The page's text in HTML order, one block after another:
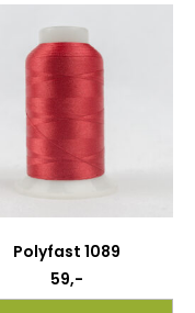
Polyfast 1089
59,-